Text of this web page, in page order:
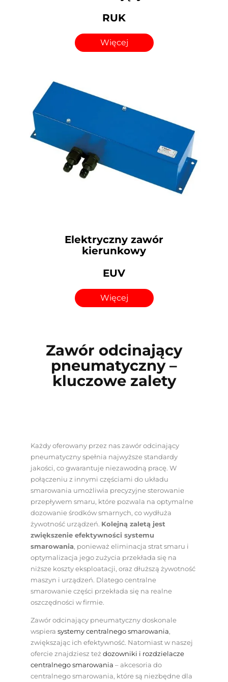
RUK
Więcej
Elektryczny zawór
kierunkowy
EUV
Więcej
Zawór odcinający
pneumatyczny –
kluczowe zalety
Każdy oferowany przez nas zawór odcinający
pneumatyczny spełnia najwyższe standardy
jakości, co gwarantuje niezawodną pracę. W
połączeniu z innymi częściami do układu
smarowania umożliwia precyzyjne sterowanie
przepływem smaru, które pozwala na optymalne
dozowanie środków smarnych, co wydłuża
żywotność urządzeń. Kolejną zaletą jest
zwiększenie efektywności systemu
smarowania, ponieważ eliminacja strat smaru i
optymalizacja jego zużycia przekłada się na
niższe koszty eksploatacji, oraz dłuższą żywotność
maszyn i urządzeń. Dlatego centralne
smarowanie części przekłada się na realne
oszczędności w firmie.
Zawór odcinający pneumatyczny doskonale
wspiera systemy centralnego smarowania,
zwiększając ich efektywność. Natomiast w naszej
ofercie znajdziesz też dozowniki i rozdzielacze
centralnego smarowania – akcesoria do
centralnego smarowania, które są niezbędne dla